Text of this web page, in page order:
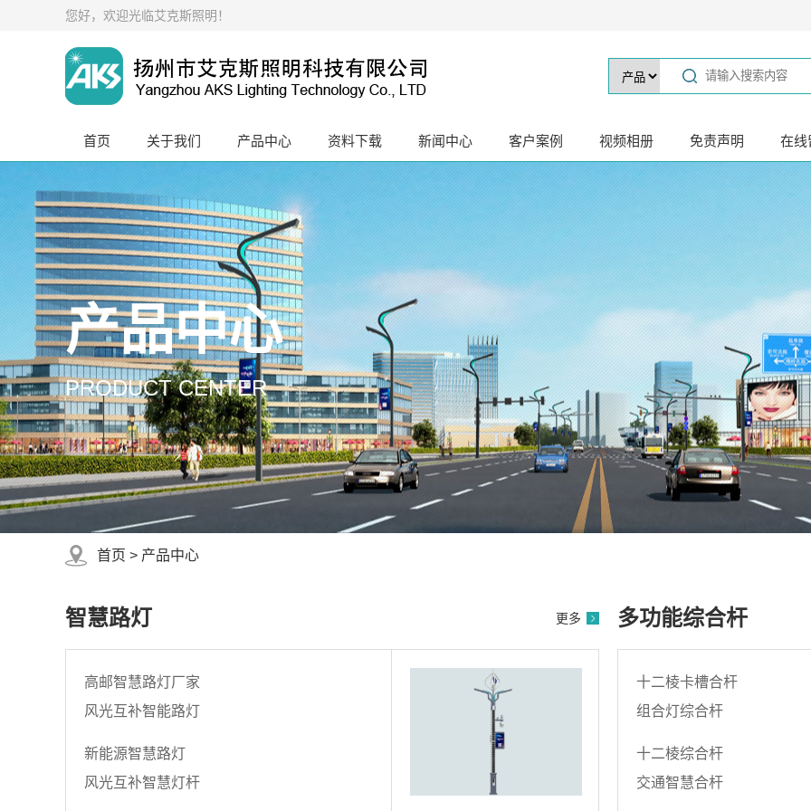
您好，欢迎光临艾克斯照明！
首页 关于我们 产品中心 资料下载 新闻中心 客户案例 视频相册 免责声明 在线
产品中心
PRODUCT CENTER
首页 > 产品中心
智慧路灯 更多
高邮智慧路灯厂家
风光互补智能路灯
新能源智慧路灯
风光互补智慧灯杆
多功能综合杆
十二棱卡槽合杆
组合灯综合杆
十二棱综合杆
交通智慧合杆